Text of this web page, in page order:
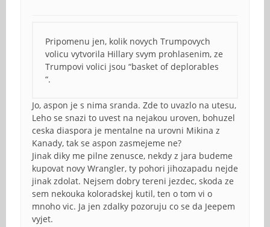
Pripomenu jen, kolik novych Trumpovych
volicu vytvorila Hillary svym prohlasenim, ze
Trumpovi volici jsou “basket of deplorables
“.
Jo, aspon je s nima sranda. Zde to uvazlo na utesu,
Leho se snazi to uvest na nejakou uroven, bohuzel
ceska diaspora je mentalne na urovni Mikina z
Kanady, tak se aspon zasmejeme ne?
Jinak diky me pilne zenusce, nekdy z jara budeme
kupovat novy Wrangler, ty pohori jihozapadu nejde
jinak zdolat. Nejsem dobry tereni jezdec, skoda ze
sem nekouka koloradskej kutil, ten o tom vi o
mnoho vic. Ja jen zdalky pozoruju co se da Jeepem
vyjet.